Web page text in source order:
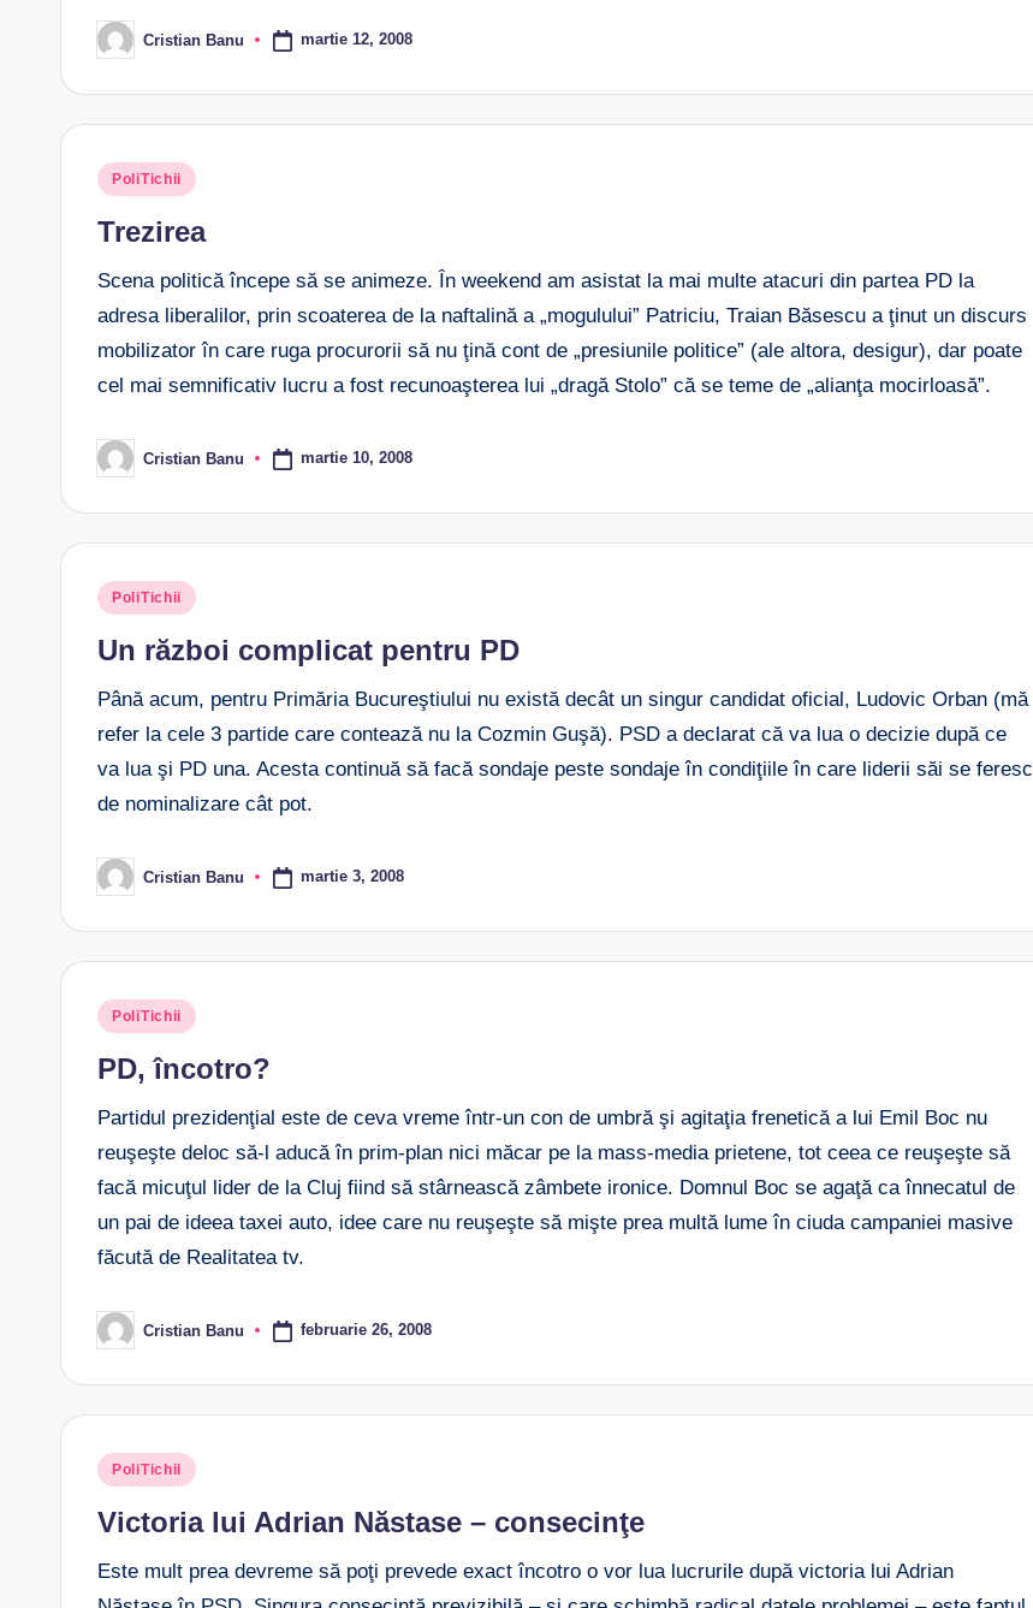
Posted
by
Cristian Banu martie 12, 2008
Posted
PoliTichii
Trezirea
Scena politică începe să se animeze. În weekend am asistat la mai multe atacuri din partea PD la
adresa liberalilor, prin scoaterea de la naftalină a „mogulului” Patriciu, Traian Băsescu a ţinut un discurs
mobilizator în care ruga procurorii să nu ţină cont de „presiunile politice” (ale altora, desigur), dar poate
cel mai semnificativ lucru a fost recunoaşterea lui „dragă Stolo” că se teme de „alianţa mocirloasă”.
Posted
by
Cristian Banu martie 10, 2008
Posted
PoliTichii
Un război complicat pentru PD
Până acum, pentru Primăria Bucureştiului nu există decât un singur candidat oficial, Ludovic Orban (mă
refer la cele 3 partide care contează nu la Cozmin Guşă). PSD a declarat că va lua o decizie după ce
va lua şi PD una. Acesta continuă să facă sondaje peste sondaje în condiţiile în care liderii săi se feresc
de nominalizare cât pot.
Posted
by
Cristian Banu martie 3, 2008
Posted
PoliTichii
PD, încotro?
Partidul prezidenţial este de ceva vreme într-un con de umbră şi agitaţia frenetică a lui Emil Boc nu
reuşeşte deloc să-l aducă în prim-plan nici măcar pe la mass-media prietene, tot ceea ce reuşeşte să
facă micuţul lider de la Cluj fiind să stârnească zâmbete ironice. Domnul Boc se agaţă ca înnecatul de
un pai de ideea taxei auto, idee care nu reuşeşte să mişte prea multă lume în ciuda campaniei masive
făcută de Realitatea tv.
Posted
by
Cristian Banu februarie 26, 2008
Posted
PoliTichii
Victoria lui Adrian Năstase – consecinţe
Este mult prea devreme să poţi prevede exact încotro o vor lua lucrurile după victoria lui Adrian